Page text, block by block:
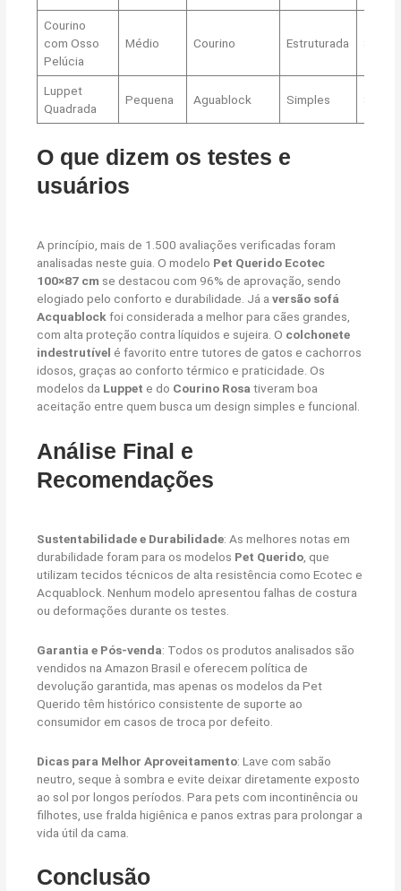
Courino
com Osso
Pelúcia
Médio Courino Estruturada
Luppet
Quadrada
Pequena Aguablock Simples
O que dizem os testes e
usuários
A princípio, mais de 1.500 avaliações verificadas foram
analisadas neste guia. O modelo Pet Querido Ecotec
100×87 cm se destacou com 96% de aprovação, sendo
elogiado pelo conforto e durabilidade. Já aversão sofá
Acquablock foi considerada a melhor para cães grandes,
com alta proteção contra líquidos e sujeira. O colchonete
indestrutível é favorito entre tutores de gatos e cachorros
idosos, graças ao conforto térmico e praticidade. Os
modelos da Luppet e do Courino Rosa tiveram boa
aceitação entre quem busca um design simples e funcional.
Análise Final e
Recomendações
Sustentabilidade e Durabilidade: As melhores notas em
durabilidade foram para os modelos Pet Querido , que
utilizam tecidos técnicos de alta resistência como Ecotec e
Acquablock. Nenhum modelo apresentou falhas de costura
ou deformações durante os testes.
Garantia e Pós-venda: Todos os produtos analisados são
vendidos na Amazon Brasil e oferecem política de
devolução garantida, mas apenas os modelos da Pet
Querido têm histórico consistente de suporte ao
consumidor em casos de troca por defeito.
Dicas para Melhor Aproveitamento: Lave com sabão
neutro, seque à sombra e evite deixar diretamente exposto
ao sol por longos períodos. Para pets com incontinência ou
filhotes, use fralda higiênica e panos extras para prolongar a
vida útil da cama.
Conclusão